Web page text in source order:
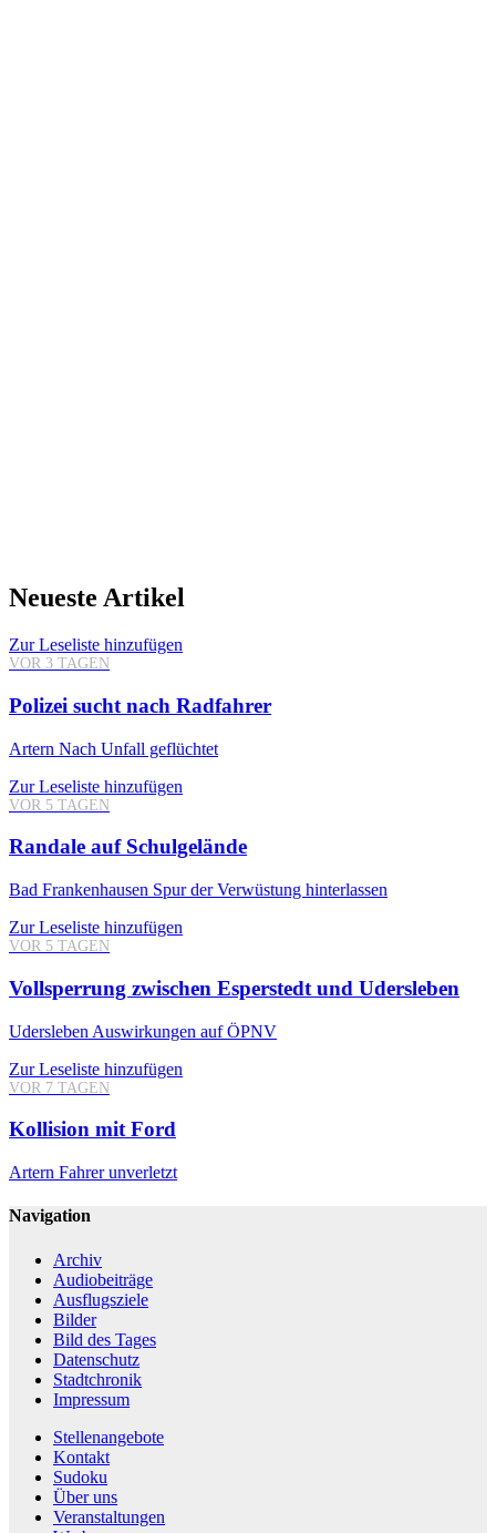
Neueste Artikel
Zur Leseliste hinzufügen
VOR 3 TAGEN
Polizei sucht nach Radfahrer
Artern Nach Unfall geflüchtet
Zur Leseliste hinzufügen
VOR 5 TAGEN
Randale auf Schulgelände
Bad Frankenhausen Spur der Verwüstung hinterlassen
Zur Leseliste hinzufügen
VOR 5 TAGEN
Vollsperrung zwischen Esperstedt und Udersleben
Udersleben Auswirkungen auf ÖPNV
Zur Leseliste hinzufügen
VOR 7 TAGEN
Kollision mit Ford
Artern Fahrer unverletzt
Navigation
Archiv
Audiobeiträge
Ausflugsziele
Bilder
Bild des Tages
Datenschutz
Stadtchronik
Impressum
Stellenangebote
Kontakt
Sudoku
Über uns
Veranstaltungen